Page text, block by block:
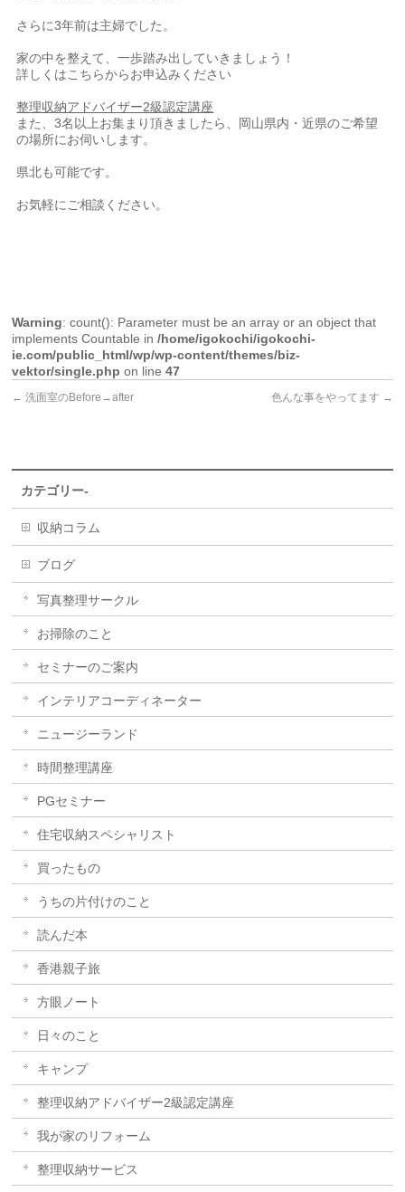
さらに3年前は主婦でした。
家の中を整えて、一歩踏み出していきましょう！
詳しくはこちらからお申込みください
整理収納アドバイザー2級認定講座
また、3名以上お集まり頂きましたら、岡山県内・近県のご希望
の場所にお伺いします。
県北も可能です。
お気軽にご相談ください。
Warning: count(): Parameter must be an array or an object that
implements Countable in/home/igokochi/igokochi-
ie.com/public_html/wp/wp-content/themes/biz-
vektor/single.php on line47
← 洗面室のBefore→after 色んな事をやってます →
カテゴリー-
収納コラム
ブログ
写真整理サークル
お掃除のこと
セミナーのご案内
インテリアコーディネーター
ニュージーランド
時間整理講座
PGセミナー
住宅収納スペシャリスト
買ったもの
うちの片付けのこと
読んだ本
香港親子旅
方眼ノート
日々のこと
キャンプ
整理収納アドバイザー2級認定講座
我が家のリフォーム
整理収納サービス